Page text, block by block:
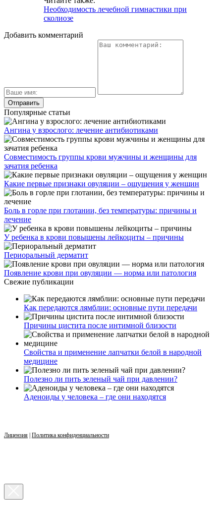
Необходимость лечебной гимнастики при
сколиозе
Добавить комментарий
Популярные статьи
Ангина у взрослого: лечение антибиотиками
Совместимость группы крови мужчины и женщины для
зачатия ребенка
Какие первые признаки овуляции – ощущения у женщин
Боль в горле при глотании, без температуры: причины и
лечение
У ребенка в крови повышены лейкоциты – причины
Периоральный дерматит
Появление крови при овуляции — норма или патология
Свежие публикации
Как передаются лямблии: основные пути передачи
Причины цистита после интимной близости
Свойства и применение лапчатки белой в народной
медицине
Полезно ли пить зеленый чай при давлении?
Аденоиды у человека – где они находятся
Лицензия Политика конфиденциальности